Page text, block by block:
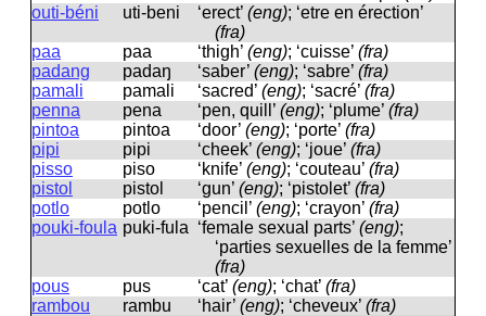
outi-béni
uti-beni ‘erect’ (eng); ‘etre en érection’
(fra)
paa
paa ‘thigh’ (eng); ‘cuisse’ (fra)
padang
padaŋ ‘saber’ (eng); ‘sabre’ (fra)
pamali
pamali ‘sacred’ (eng); ‘sacré’ (fra)
penna
pena ‘pen, quill’ (eng); ‘plume’ (fra)
pintoa
pintoa ‘door’ (eng); ‘porte’ (fra)
pipi
pipi ‘cheek’ (eng); ‘joue’ (fra)
pisso
piso ‘knife’ (eng); ‘couteau’ (fra)
pistol
pistol ‘gun’ (eng); ‘pistolet’ (fra)
potlo
potlo ‘pencil’ (eng); ‘crayon’ (fra)
pouki-foula puki-fula ‘female sexual parts’ (eng);
‘parties sexuelles de la femme’
(fra)
pous
pus ‘cat’ (eng); ‘chat’ (fra)
rambou
rambu ‘hair’ (eng); ‘cheveux’ (fra)